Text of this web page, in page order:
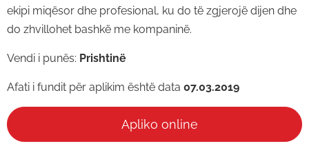
ekipi miqësor dhe profesional, ku do të zgjerojë dijen dhe
do zhvillohet bashkë me kompaninë.
Vendi i punës: Prishtinë
Afati i fundit për aplikim është data 07.03.2019
Apliko online